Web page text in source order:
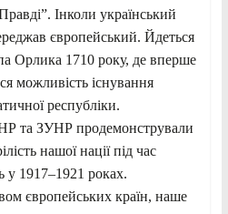
Інколи український
європейський. Йдеться
Орлика 1710 року, де вперше
можливість існування
республіки.
та ЗУНР продемонстрували
нашої нації під час
у 1917–1921 роках.
європейських країн, наше